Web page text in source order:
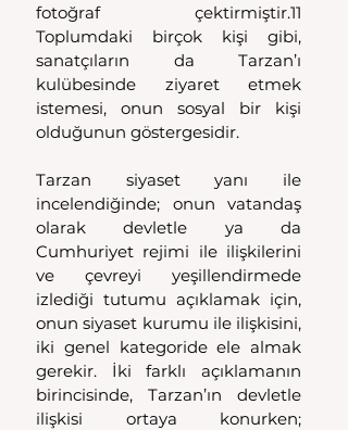
fotoğraf çektirmiştir.11
Toplumdaki birçok kişi gibi,
sanatçıların da Tarzan’ı
kulübesinde ziyaret etmek
istemesi, onun sosyal bir kişi
olduğunun göstergesidir.
Tarzan siyaset yanı ile
incelendiğinde; onun vatandaş
olarak devletle ya da
Cumhuriyet rejimi ile ilişkilerini
ve çevreyi yeşillendirmede
izlediği tutumu açıklamak için,
onun siyaset kurumu ile ilişkisini,
iki genel kategoride ele almak
gerekir. İki farklı açıklamanın
birincisinde, Tarzan’ın devletle
ilişkisi ortaya konurken;